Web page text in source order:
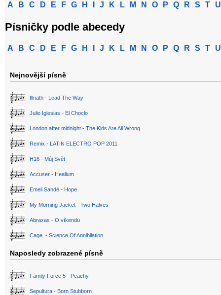
A B C D E F G H J K L M N O P Q R S T U
Písničky podle abecedy
A B C D E F G H J K L M N O P Q R S T U
Nejnovější písně
Illnath - Lead The Way
Julio Iglesias - El Choclo
London after midnight - The Kids Are All Wrong
Remix - LATIN ELECTRO POP 2011
H16 - Můj Svět
Accuser - Healium
Emeli Sandé - Hope
My Morning Jacket - Two Halves
Abraxas - O víkendu
Cage. - Science Of Annihilation
Naposledy zobrazené písně
Family Force 5 - Peachy
Sepultura - Born Stubborn